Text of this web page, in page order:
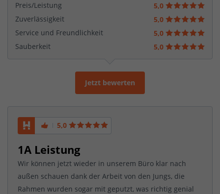
Preis/Leistung
5,0
Zuverlässigkeit
5,0
Service und Freundlichkeit
5,0
Sauberkeit
5,0
Jetzt bewerten
5,0
1A Leistung
Wir können jetzt wieder in unserem Büro klar nach
außen schauen dank der Arbeit von den Jungs, die
Rahmen wurden sogar mit geputzt, was richtig genial